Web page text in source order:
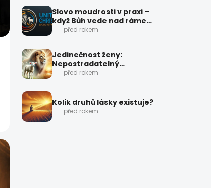
Slovo moudrosti v praxi –
když Bůh vede nad rámec
logikypřed rokem
Jedinečnost ženy:
Nepostradatelný
protějšek
před rokem
Kolik druhů lásky existuje?
před rokem